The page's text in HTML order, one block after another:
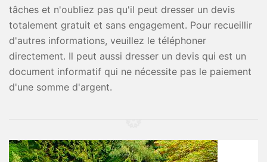
tâches et n'oubliez pas qu'il peut dresser un devis
totalement gratuit et sans engagement. Pour recueillir
d'autres informations, veuillez le téléphoner
directement. Il peut aussi dresser un devis qui est un
document informatif qui ne nécessite pas le paiement
d'une somme d'argent.